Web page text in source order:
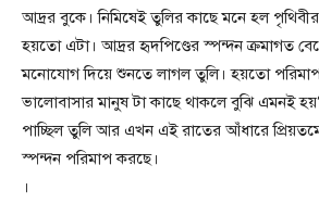
আদ্রর বুকে। নিমিষেই তুলির কাছে মনে হল পৃথিবীর
হয়তো এটা। আদ্রর হৃদপিণ্ডের স্পন্দন ক্রমাগত
মনোযোগ দিয়ে শুনতে লাগল তুলি। হয়তো
ভালোবাসার মানুষ টা কাছে থাকলে বুঝি এমনই
পাচ্ছিল তুলি আর এখন এই রাতের আঁধারে
স্পন্দন পরিমাপ করছে।
।